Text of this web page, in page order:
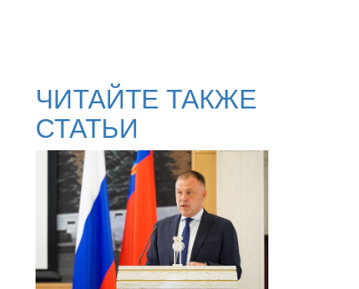
ЧИТАЙТЕ ТАКЖЕ
СТАТЬИ